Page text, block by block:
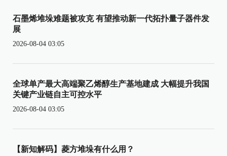
石墨烯堆垛难题被攻克 有望推动新一代拓扑量子器件发
展
2026-08-04 03:05
全球单产最大高端聚乙烯醇生产基地建成 大幅提升我国
关键产业链自主可控水平
2026-08-04 03:05
【新知解码】菱方堆垛有什么用？